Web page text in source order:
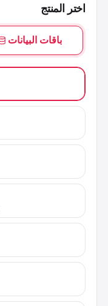
اختر المنتج
باقات البيانات